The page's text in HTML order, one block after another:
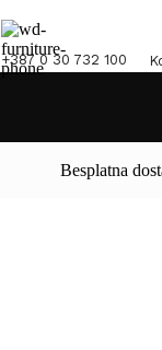
+387 0 30 732 100
Besplatna